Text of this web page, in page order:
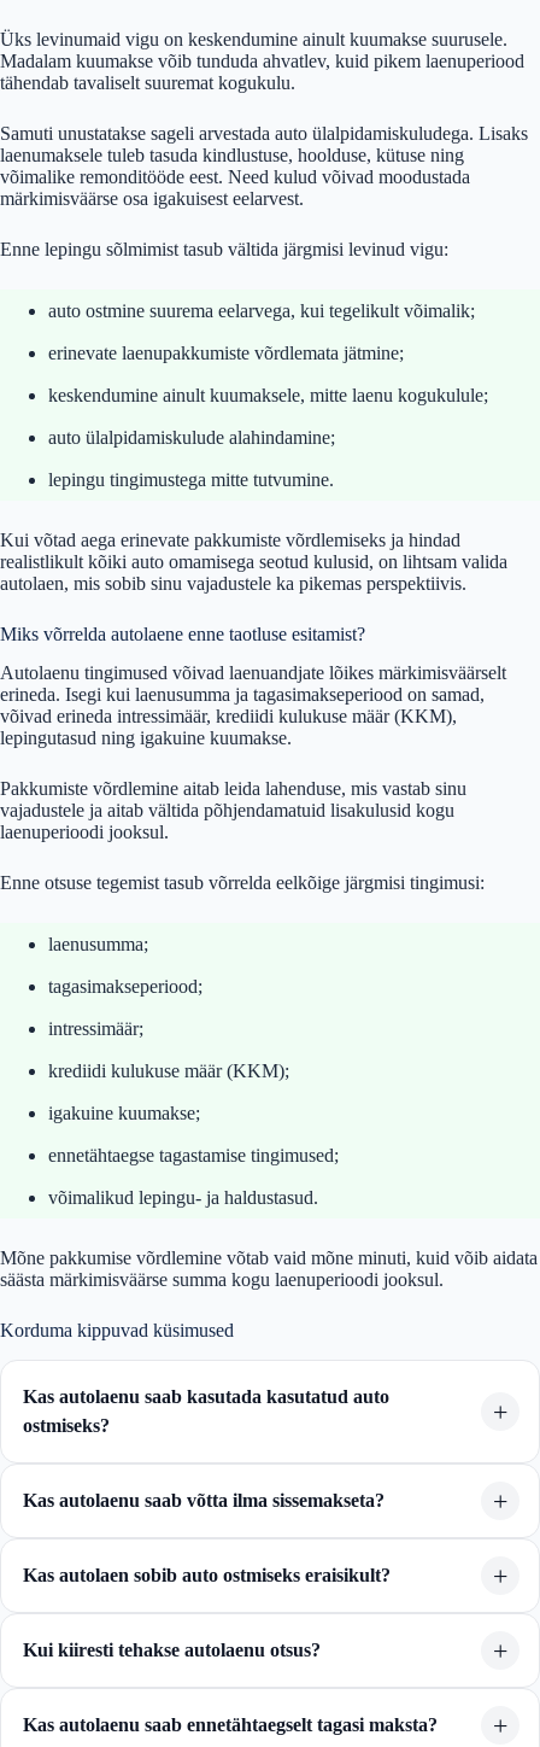
Üks levinumaid vigu on keskendumine ainult kuumakse suurusele.
Madalam kuumakse võib tunduda ahvatlev, kuid pikem laenuperiood
tähendab tavaliselt suuremat kogukulu.
Samuti unustatakse sageli arvestada auto ülalpidamiskuludega. Lisaks
laenumaksele tuleb tasuda kindlustuse, hoolduse, kütuse ning
võimalike remonditööde eest. Need kulud võivad moodustada
märkimisväärse osa igakuisest eelarvest.
Enne lepingu sõlmimist tasub vältida järgmisi levinud vigu:
auto ostmine suurema eelarvega, kui tegelikult võimalik;
erinevate laenupakkumiste võrdlemata jätmine;
keskendumine ainult kuumaksele, mitte laenu kogukulule;
auto ülalpidamiskulude alahindamine;
lepingu tingimustega mitte tutvumine.
Kui võtad aega erinevate pakkumiste võrdlemiseks ja hindad
realistlikult kõiki auto omamisega seotud kulusid, on lihtsam valida
autolaen, mis sobib sinu vajadustele ka pikemas perspektiivis.
Miks võrrelda autolaene enne taotluse esitamist?
Autolaenu tingimused võivad laenuandjate lõikes märkimisväärselt
erineda. Isegi kui laenusumma ja tagasimakseperiood on samad,
võivad erineda intressimäär, krediidi kulukuse määr (KKM),
lepingutasud ning igakuine kuumakse.
Pakkumiste võrdlemine aitab leida lahenduse, mis vastab sinu
vajadustele ja aitab vältida põhjendamatuid lisakulusid kogu
laenuperioodi jooksul.
Enne otsuse tegemist tasub võrrelda eelkõige järgmisi tingimusi:
laenusumma;
tagasimakseperiood;
intressimäär;
krediidi kulukuse määr (KKM);
igakuine kuumakse;
ennetähtaegse tagastamise tingimused;
võimalikud lepingu- ja haldustasud.
Mõne pakkumise võrdlemine võtab vaid mõne minuti, kuid võib aidata
säästa märkimisväärse summa kogu laenuperioodi jooksul.
Korduma kippuvad küsimused
Kas autolaenu saab kasutada kasutatud auto
ostmiseks?
Kas autolaenu saab võtta ilma sissemakseta?
Kas autolaen sobib auto ostmiseks eraisikult?
Kui kiiresti tehakse autolaenu otsus?
Kas autolaenu saab ennetähtaegselt tagasi maksta?